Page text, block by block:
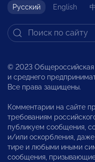
Русский English
© 2023 Общероссийская
и среднего
Все права защищены.
Комментарии на сайте
требованиям
публикуем сообщения,
и/или оскорбления, даже
тире и любыми иными
сообщения,